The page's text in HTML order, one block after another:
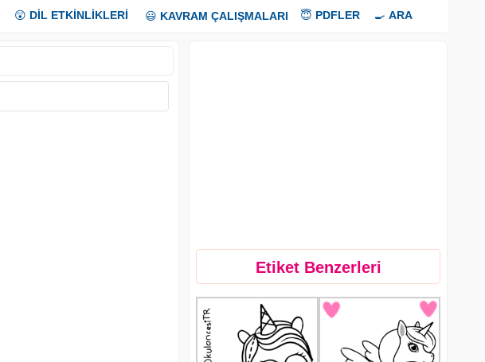
😲 DİL ETKİNLİKLERİ 😃 KAVRAM ÇALIŞMALARI 😇 PDFLER 🍳 ARA
Etiket Benzerleri